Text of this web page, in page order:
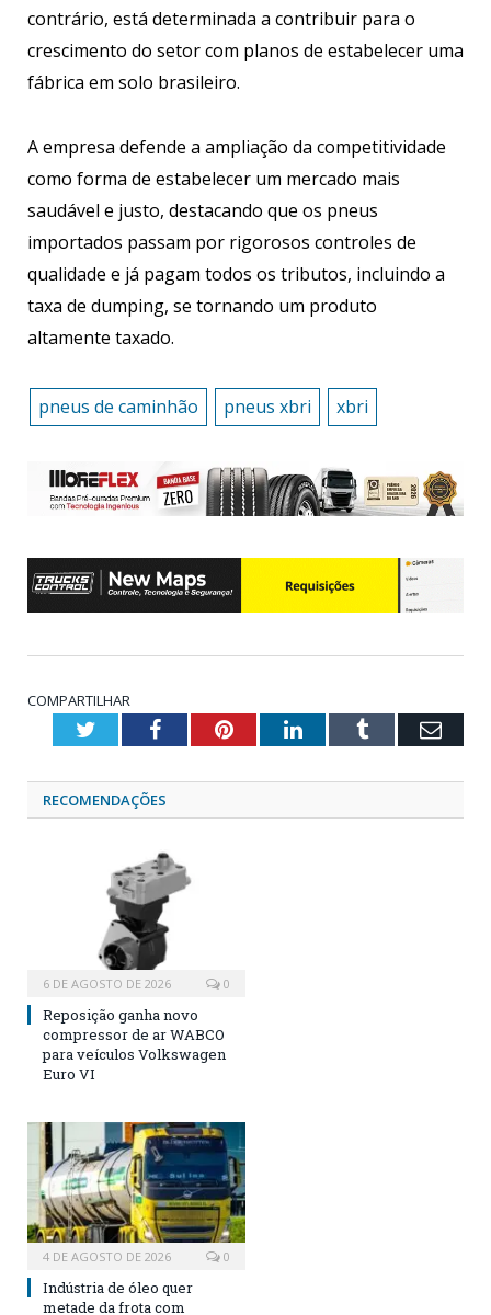
contrário, está determinada a contribuir para o
crescimento do setor com planos de estabelecer uma
fábrica em solo brasileiro.
A empresa defende a ampliação da competitividade
como forma de estabelecer um mercado mais
saudável e justo, destacando que os pneus
importados passam por rigorosos controles de
qualidade e já pagam todos os tributos, incluindo a
taxa de dumping, se tornando um produto
altamente taxado.
pneus de caminhão pneus xbri xbri
COMPARTILHAR
TwitterFacebookPinterestLinkedInTumblr
RECOMENDAÇÕES
6 DE AGOSTO DE 2026 0
Reposição ganha novo
compressor de ar WABCO
para veículos Volkswagen
Euro VI
4 DE AGOSTO DE 2026 0
Indústria de óleo quer
metade da frota com